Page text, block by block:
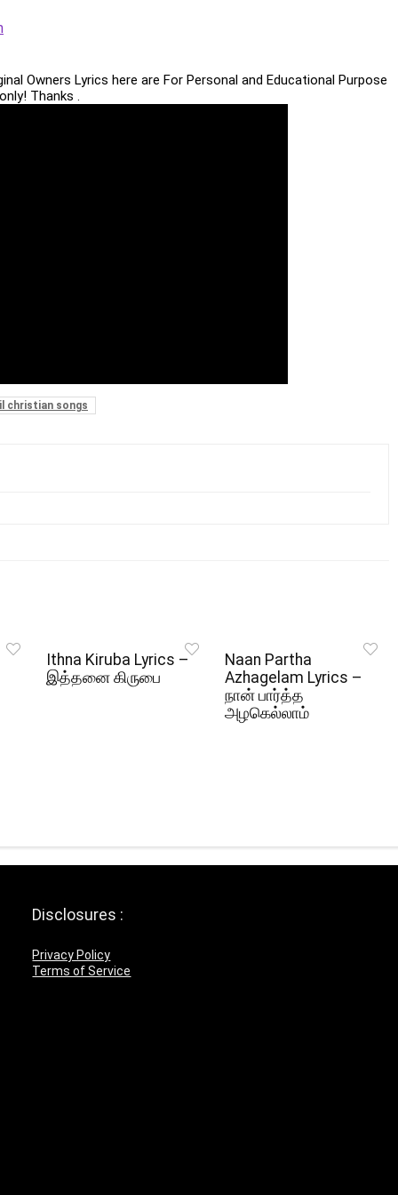
Owners Lyrics here are For Personal and Educational Purpose
only! Thanks .
christian songs
Ithna Kiruba Lyrics –
இத்தனை கிருபை
Naan Partha
Azhagelam Lyrics –
நான் பார்த்த
அழகெல்லாம்
Disclosures :
Privacy Policy
Terms of Service